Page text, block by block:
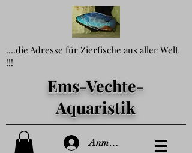
....die Adresse für Zierfische aus aller Welt
!!!
Ems-Vechte-
Aquaristik
Anmelden